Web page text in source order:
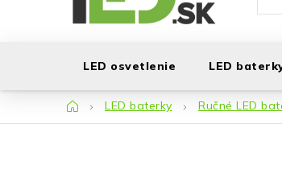
LED osvetlenie LED
DomovLED baterky Ručné LED